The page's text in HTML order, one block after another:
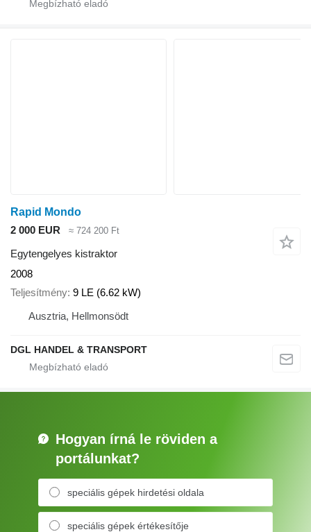
Rapid Mondo
2 000 EUR
≈ 724 200 Ft
Egytengelyes kistraktor
2008
Teljesítmény 9 LE (6.62 kW)
Ausztria, Hellmonsödt
DGL HANDEL & TRANSPORT
Hogyan írná le röviden a
portálunkat?
speciális gépek hirdetési oldala
speciális gépek értékesítője